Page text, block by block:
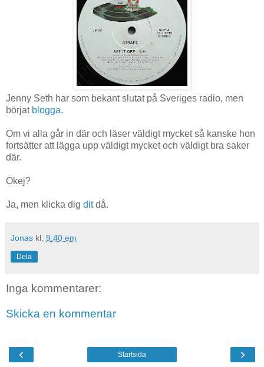
Jenny Seth har som bekant slutat på Sveriges radio, men
börjat blogga.
Om vi alla går in där och läser väldigt mycket så kanske hon
fortsätter att lägga upp väldigt mycket och väldigt bra saker
där.
Okej?
Ja, men klicka dig ditdå.
Jonas kl. 9:40 em
Dela
Inga kommentarer:
Skicka en kommentar
‹ ›
Startsida